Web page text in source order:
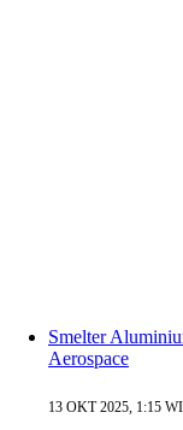
Smelter
Aerospace
13 OKT 2025, 1:15